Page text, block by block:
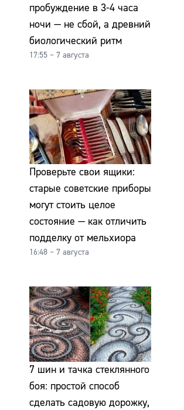
пробуждение в 3-4 часа
ночи — не сбой, а древний
биологический ритм
17:55 – 7 августа
Проверьте свои ящики:
старые советские приборы
могут стоить целое
состояние — как отличить
подделку от мельхиора
16:48 – 7 августа
7 шин и тачка стеклянного
боя: простой способ
сделать садовую дорожку,